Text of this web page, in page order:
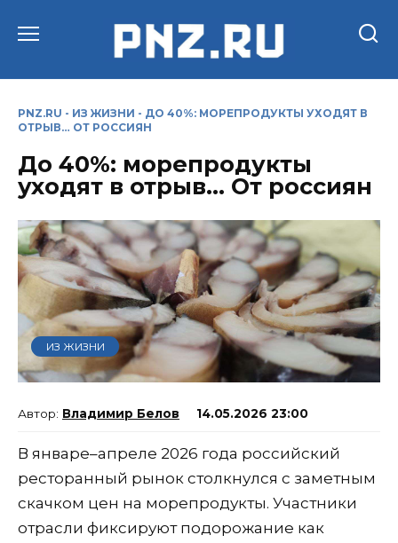
PNZ.RU - ИЗ ЖИЗНИ - ДО 40%: МОРЕПРОДУКТЫ УХОДЯТ В
ОТРЫВ… ОТ РОССИЯН
До 40%: морепродукты
уходят в отрыв… От россиян
ИЗ ЖИЗНИ
Владимир Белов 14.05.2026 23:00
В январе–апреле 2026 года российский
ресторанный рынок столкнулся с заметным
скачком цен на морепродукты. Участники
отрасли фиксируют подорожание как